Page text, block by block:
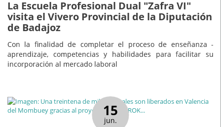
La Escuela Profesional Dual "Zafra VI"
visita el Vivero Provincial de la Diputación
de Badajoz
Con la finalidad de completar el proceso de enseñanza -
aprendizaje, competencias y habilidades para facilitar su
incorporación al mercado laboral
15
jun.